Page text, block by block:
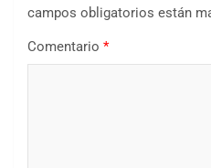
campos obligatorios están
Comentario *